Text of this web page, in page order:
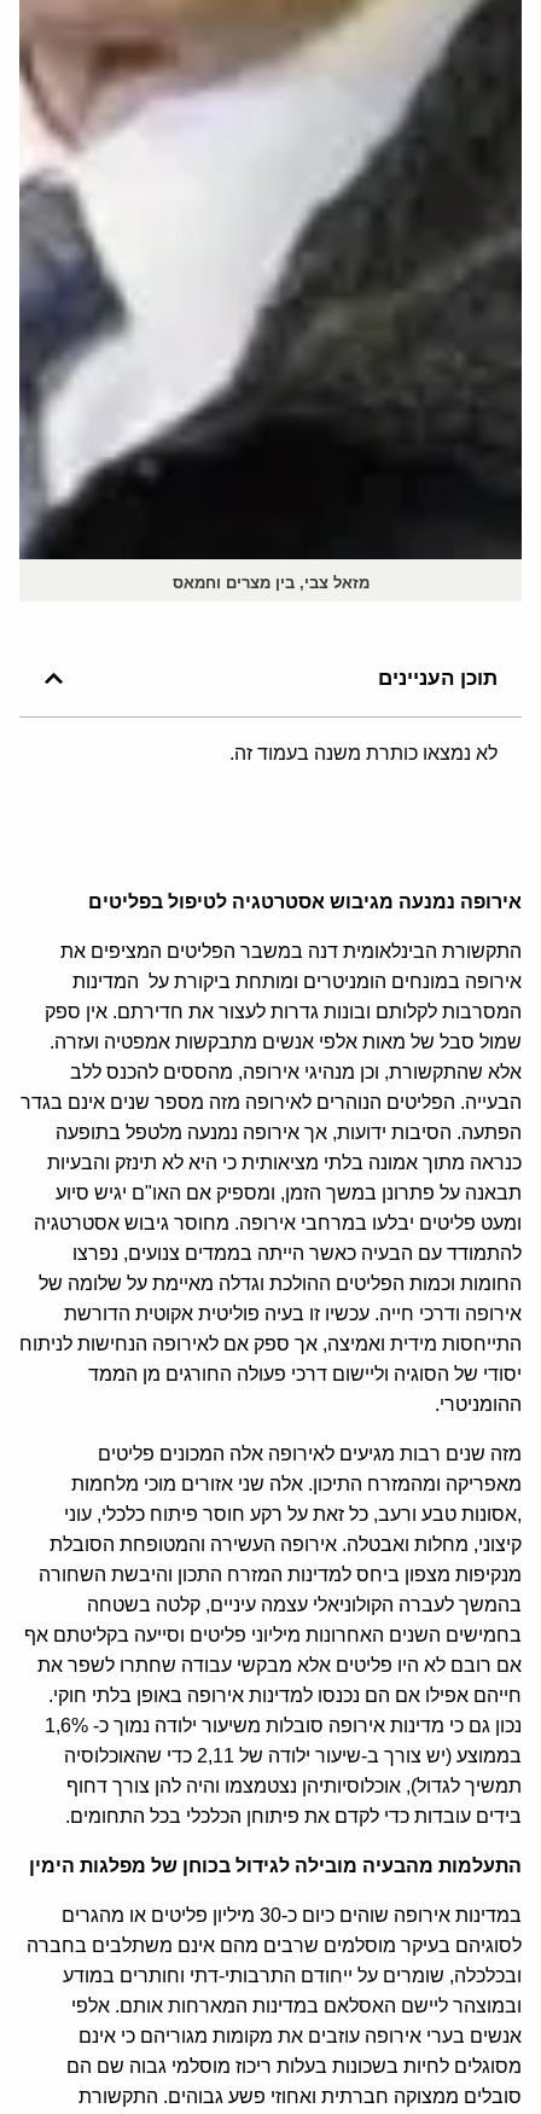
מזאל צבי, בין מצרים וחמאס
תוכן העניינים
לא נמצאו כותרת משנה בעמוד זה.
אירופה נמנעה מגיבוש אסטרטגיה לטיפול בפליטים
התקשורת הבינלאומית דנה במשבר הפליטים המציפים את
אירופה במונחים הומניטרים ומותחת ביקורת על המדינות
המסרבות לקלותם ובונות גדרות לעצור את חדירתם. אין ספק
שמול סבל של מאות אלפי אנשים מתבקשות אמפטיה ועזרה.
אלא שהתקשורת, וכן מנהיגי אירופה, מהססים להכנס ללב
הבעייה. הפליטים הנוהרים לאירופה מזה מספר שנים אינם בגדר
הפתעה. הסיבות ידועות, אך אירופה נמנעה מלטפל בתופעה
כנראה מתוך אמונה בלתי מציאותית כי היא לא תינזק והבעיות
תבאנה על פתרונן במשך הזמן, ומספיק אם האו"ם יגיש סיוע
ומעט פליטים יבלעו במרחבי אירופה. מחוסר גיבוש אסטרטגיה
להתמודד עם הבעיה כאשר הייתה בממדים צנועים, נפרצו
החומות וכמות הפליטים ההולכת וגדלה מאיימת על שלומה של
אירופה ודרכי חייה. עכשיו זו בעיה פוליטית אקוטית הדורשת
התייחסות מידית ואמיצה, אך ספק אם לאירופה הנחישות לניתוח
יסודי של הסוגיה וליישום דרכי פעולה החורגים מן הממד
ההומניטרי.
מזה שנים רבות מגיעים לאירופה אלה המכונים פליטים
מאפריקה ומהמזרח התיכון. אלה שני אזורים מוכי מלחמות
,אסונות טבע ורעב, כל זאת על רקע חוסר פיתוח כלכלי, עוני
קיצוני, מחלות ואבטלה. אירופה העשירה והמטופחת הסובלת
מנקיפות מצפון ביחס למדינות המזרח התכון והיבשת השחורה
בהמשך לעברה הקולוניאלי עצמה עיניים, קלטה בשטחה
בחמישים השנים האחרונות מיליוני פליטים וסייעה בקליטתם אף
אם רובם לא היו פליטים אלא מבקשי עבודה שחתרו לשפר את
חייהם אפילו אם הם נכנסו למדינות אירופה באופן בלתי חוקי.
נכון גם כי מדינות אירופה סובלות משיעור ילודה נמוך כ- 1,6%
בממוצע (יש צורך ב-שיעור ילודה של 2,11 כדי שהאוכלוסיה
תמשיך לגדול), אוכלוסיותיהן נצטמצמו והיה להן צורך דחוף
בידים עובדות כדי לקדם את פיתוחן הכלכלי בכל התחומים.
התעלמות מהבעיה מובילה לגידול בכוחן של מפלגות הימין
במדינות אירופה שוהים כיום כ-30 מיליון פליטים או מהגרים
לסוגיהם בעיקר מוסלמים שרבים מהם אינם משתלבים בחברה
ובכלכלה, שומרים על ייחודם התרבותי-דתי וחותרים במודע
ובמוצהר ליישם האסלאם במדינות המארחות אותם. אלפי
אנשים בערי אירופה עוזבים את מקומות מגוריהם כי אינם
מסוגלים לחיות בשכונות בעלות ריכוז מוסלמי גבוה שם הם
סובלים ממצוקה חברתית ואחוזי פשע גבוהים. התקשורת